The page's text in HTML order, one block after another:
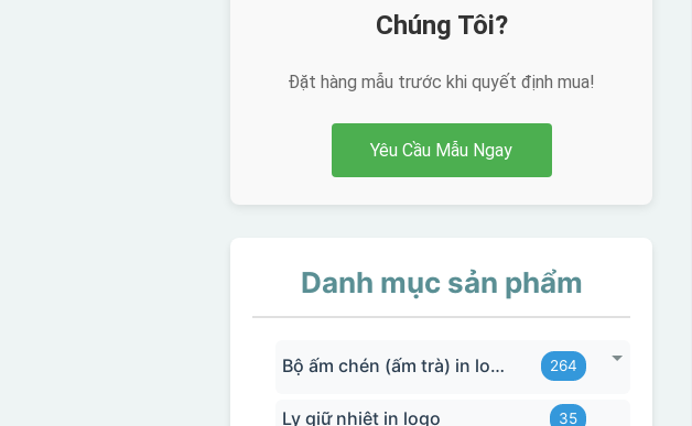
Chúng Tôi?
Đặt hàng mẫu trước khi quyết định mua!
Yêu Cầu Mẫu Ngay
Danh mục sản phẩm
Bộ ấm chén (ấm trà) in logo 264
Ly giữ nhiệt in logo 35